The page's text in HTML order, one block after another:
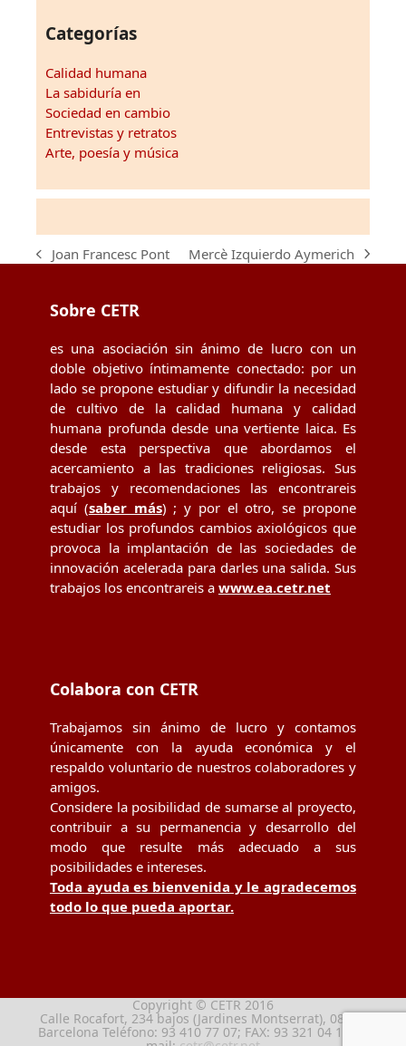
Categorías
Calidad humana
La sabiduría en
Sociedad en cambio
Entrevistas y retratos
Arte, poesía y música
previous
Joan Francesc Pont
next
Mercè Izquierdo Aymerich
Sobre CETR
es una asociación sin ánimo de lucro con un
doble objetivo íntimamente conectado: por un
lado se propone estudiar y difundir la necesidad
de cultivo de la calidad humana y calidad
humana profunda desde una vertiente laica. Es
desde esta perspectiva que abordamos el
acercamiento a las tradiciones religiosas. Sus
trabajos y recomendaciones las encontrareis
aquí (saber más) ; y por el otro, se propone
estudiar los profundos cambios axiológicos que
provoca la implantación de las sociedades de
innovación acelerada para darles una salida. Sus
trabajos los encontrareis a www.ea.cetr.net
Colabora con CETR
Trabajamos sin ánimo de lucro y contamos
únicamente con la ayuda económica y el
respaldo voluntario de nuestros colaboradores y
amigos.
Considere la posibilidad de sumarse al proyecto,
contribuir a su permanencia y desarrollo del
modo que resulte más adecuado a sus
posibilidades e intereses.
Toda ayuda es bienvenida y le agradecemos
todo lo que pueda aportar.
Copyright © CETR 2016
Calle Rocafort, 234 bajos (Jardines Montserrat), 08029
Barcelona Teléfono: 93 410 77 07; FAX: 93 321 04 13; e-